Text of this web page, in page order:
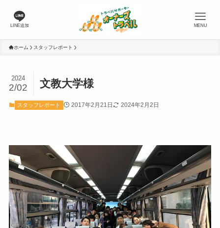
LINE追加 MENU
ホーム スタッフレポート
文教大学様
2024
2/02
スタッフレポート 2017年2月21日 2024年2月2日